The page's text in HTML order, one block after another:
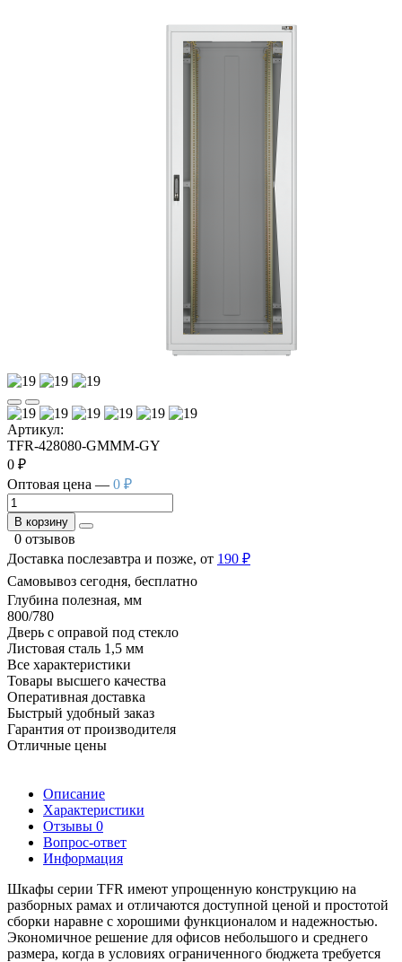
Артикул:
TFR-428080-GMMM-GY
0 ₽
Оптовая цена — 0 ₽
В корзину
0 отзывов
Доставка послезавтра и позже, от 190 ₽
Самовывоз сегодня, бесплатно
Глубина полезная, мм
800/780
Дверь с оправой под стекло
Листовая сталь 1,5 мм
Все характеристики
Товары высшего качества
Оперативная доставка
Быстрый удобный заказ
Гарантия от производителя
Отличные цены
Описание
Характеристики
Отзывы 0
Вопрос-ответ
Информация
Шкафы серии TFR имеют упрощенную конструкцию на
разборных рамах и отличаются доступной ценой и простотой
сборки наравне с хорошими функционалом и надежностью.
Экономичное решение для офисов небольшого и среднего
размера, когда в условиях ограниченного бюджета требуется